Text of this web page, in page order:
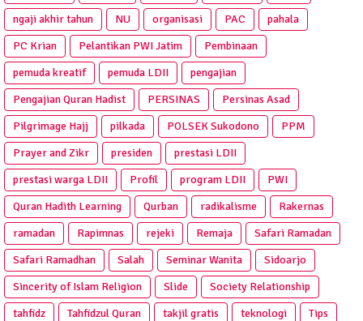
ngaji akhir tahun
NU organisasi PAC
pahala
PC Krian
Pelantikan PWI Jatim
Pembinaan
pemuda kreatif
pemuda LDII
pengajian
Pengajian Quran Hadist
PERSINAS
Persinas Asad
Pilgrimage Hajj
pilkada POLSEK Sukodono
PPM
Prayer and Zikr
presiden
prestasi LDII
prestasi warga LDII
Profil program LDII
PWI
Quran Hadith Learning
Qurban radikalisme
Rakernas
ramadan
Rapimnas rejeki Remaja
Safari Ramadan
Safari Ramadhan
Salah Seminar Wanita
Sidoarjo
Sincerity of Islam Religion
Slide
Society Relationship
tahfidz
Tahfidzul Quran takjil gratis teknologi
Tips